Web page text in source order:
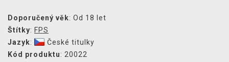
Doporučený věk: Od 18 let
Štítky: FPS
Jazyk:
České titulky
Kód produktu: 20022